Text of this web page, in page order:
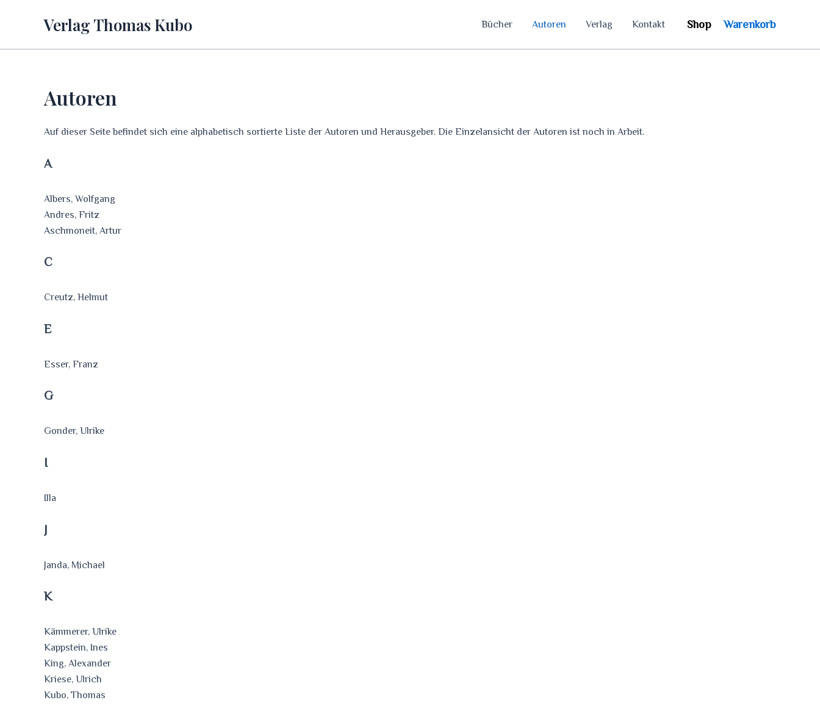
Verlag Thomas Kubo Bücher Autoren Verlag Kontakt Shop Warenkorb
Autoren
Auf dieser Seite befindet sich eine alphabetisch sortierte Liste der Autoren und Herausgeber. Die Einzelansicht der Autoren ist noch in Arbeit.
A
Albers, Wolfgang
Andres, Fritz
Aschmoneit, Artur
C
Creutz, Helmut
E
Esser, Franz
G
Gonder, Ulrike
I
Illa
J
Janda, Michael
K
Kämmerer, Ulrike
Kappstein, Ines
King, Alexander
Kriese, Ulrich
Kubo, Thomas